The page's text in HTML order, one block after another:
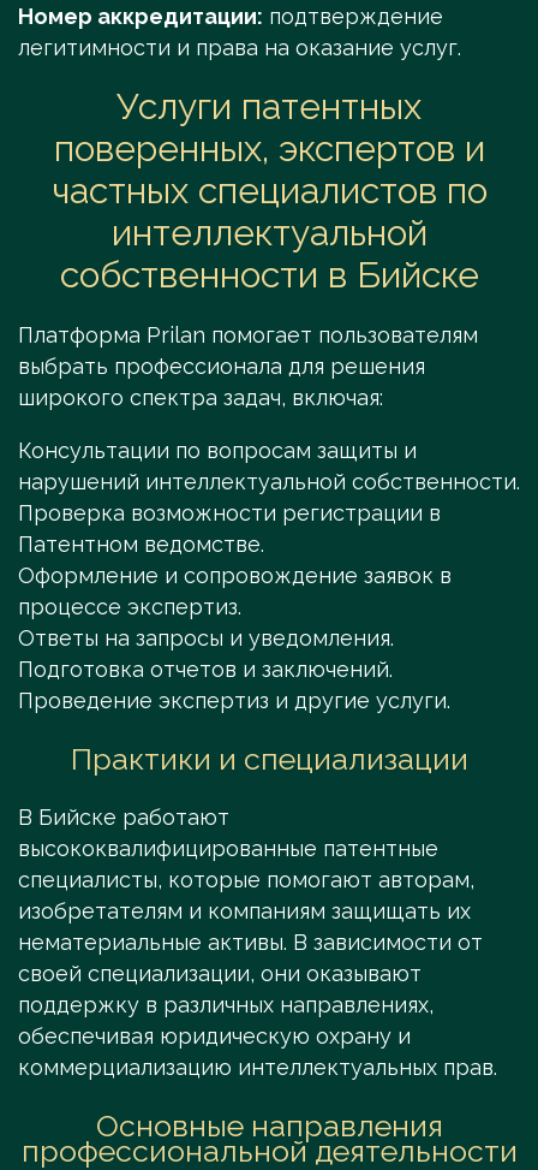
Номер аккредитации: подтверждение
легитимности и права на оказание услуг.
Услуги патентных
поверенных, экспертов и
частных специалистов по
интеллектуальной
собственности в Бийске
Платформа Prilan помогает пользователям
выбрать профессионала для решения
широкого спектра задач, включая:
Консультации по вопросам защиты и
нарушений интеллектуальной собственности.
Проверка возможности регистрации в
Патентном ведомстве.
Оформление и сопровождение заявок в
процессе экспертиз.
Ответы на запросы и уведомления.
Подготовка отчетов и заключений.
Проведение экспертиз и другие услуги.
Практики и специализации
В Бийске работают
высококвалифицированные патентные
специалисты, которые помогают авторам,
изобретателям и компаниям защищать их
нематериальные активы. В зависимости от
своей специализации, они оказывают
поддержку в различных направлениях,
обеспечивая юридическую охрану и
коммерциализацию интеллектуальных прав.
Основные направления
профессиональной деятельности